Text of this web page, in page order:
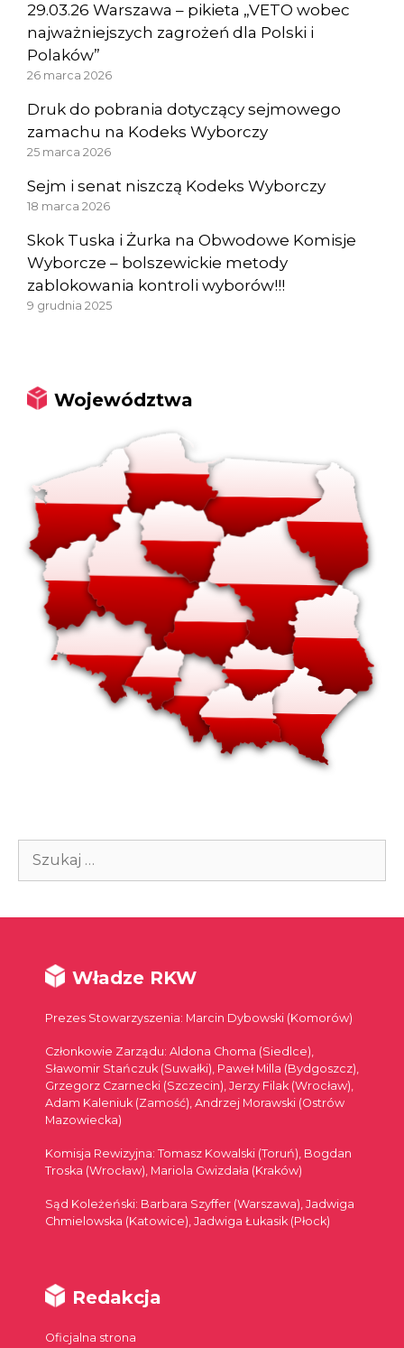
29.03.26 Warszawa – pikieta „VETO wobec
najważniejszych zagrożeń dla Polski i
Polaków”
26 marca 2026
Druk do pobrania dotyczący sejmowego
zamachu na Kodeks Wyborczy
25 marca 2026
Sejm i senat niszczą Kodeks Wyborczy
18 marca 2026
Skok Tuska i Żurka na Obwodowe Komisje
Wyborcze – bolszewickie metody
zablokowania kontroli wyborów!!!
9 grudnia 2025
Województwa
Szukaj:
Władze RKW
Prezes Stowarzyszenia: Marcin Dybowski (Komorów)
Członkowie Zarządu: Aldona Choma (Siedlce),
Sławomir Stańczuk (Suwałki), Paweł Milla (Bydgoszcz),
Grzegorz Czarnecki (Szczecin), Jerzy Filak (Wrocław),
Adam Kaleniuk (Zamość), Andrzej Morawski (Ostrów
Mazowiecka)
Komisja Rewizyjna: Tomasz Kowalski (Toruń), Bogdan
Troska (Wrocław), Mariola Gwizdała (Kraków)
Sąd Koleżeński: Barbara Szyffer (Warszawa), Jadwiga
Chmielowska (Katowice), Jadwiga Łukasik (Płock)
Redakcja
Oficjalna strona